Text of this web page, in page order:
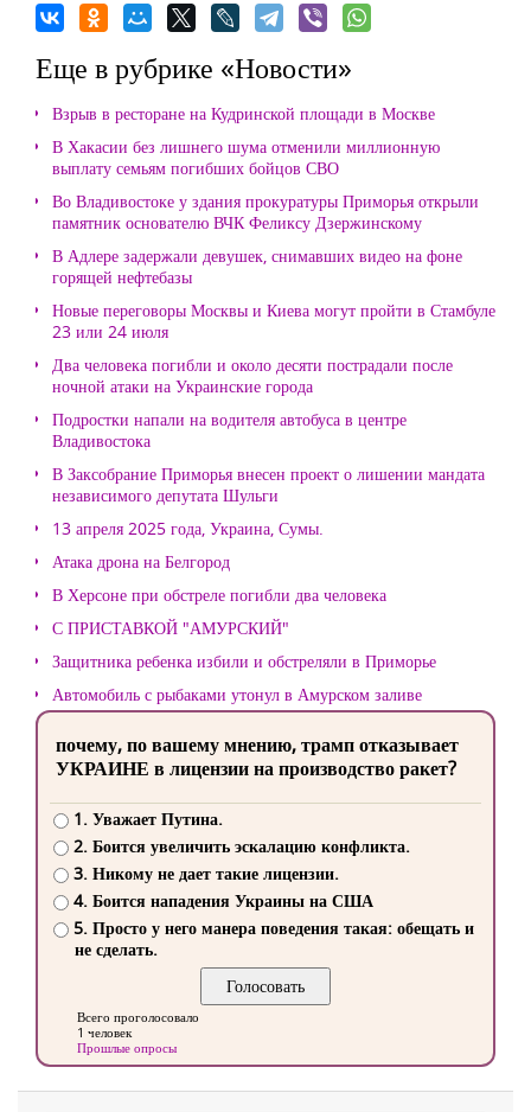
Еще в рубрике «Новости»
Взрыв в ресторане на Кудринской площади в Москве
В Хакасии без лишнего шума отменили миллионную
выплату семьям погибших бойцов СВО
Во Владивостоке у здания прокуратуры Приморья открыли
памятник основателю ВЧК Феликсу Дзержинскому
В Адлере задержали девушек, снимавших видео на фоне
горящей нефтебазы
Новые переговоры Москвы и Киева могут пройти в Стамбуле
23 или 24 июля
Два человека погибли и около десяти пострадали после
ночной атаки на Украинские города
Подростки напали на водителя автобуса в центре
Владивостока
В Заксобрание Приморья внесен проект о лишении мандата
независимого депутата Шульги
13 апреля 2025 года, Украина, Сумы.
Атака дрона на Белгород
В Херсоне при обстреле погибли два человека
С ПРИСТАВКОЙ "АМУРСКИЙ"
Защитника ребенка избили и обстреляли в Приморье
Автомобиль с рыбаками утонул в Амурском заливе
почему, по вашему мнению, трамп отказывает
УКРАИНЕ в лицензии на производство ракет?
1. Уважает Путина.
2. Боится увеличить эскалацию конфликта.
3. Никому не дает такие лицензии.
4. Боится нападения Украины на США
5. Просто у него манера поведения такая: обещать и
не сделать.
Всего проголосовало
1 человек
Прошлые опросы